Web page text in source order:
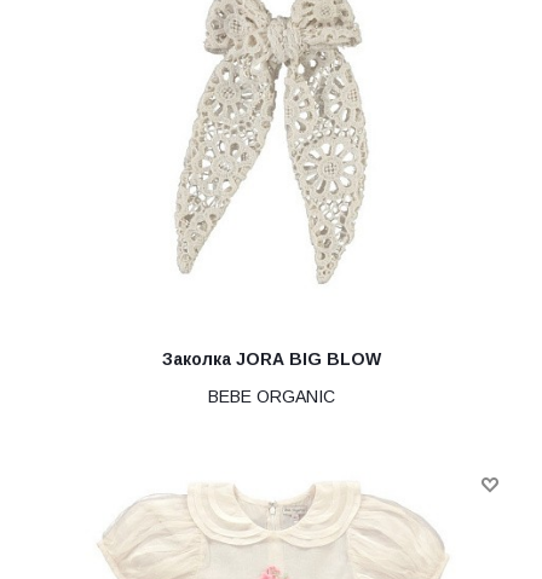
Заколка JORA BIG BLOW
BEBE ORGANIC